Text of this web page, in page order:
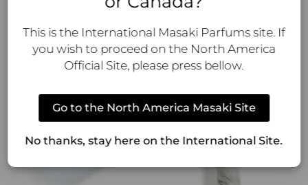
Choix des options Choix des options
This is the International Masaki Parfums site. If
you wish to proceed on the North America
Official Site, please press bellow.
Go to the North America Masaki Site
No thanks, stay here on the International Site.